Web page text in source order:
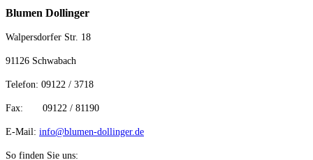
Blumen Dollinger
Walpersdorfer Str. 18
91126 Schwabach
Telefon: 09122 / 3718
Fax: 09122 / 81190
E-Mail: info@blumen-dollinger.de
So finden Sie uns: